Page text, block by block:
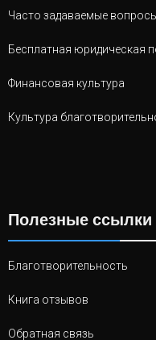
Часто задаваемые
Бесплатная юридическая
Финансовая культура
Культура
Полезные ссылки
Благотворительность
Книга отзывов
Обратная связь